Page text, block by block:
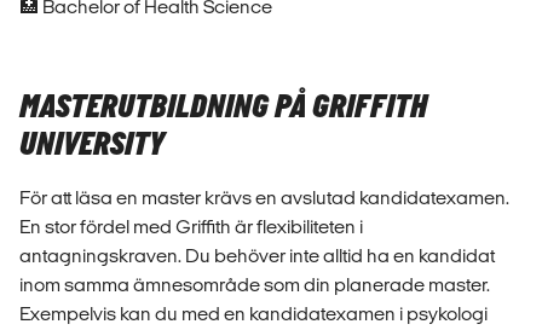
🏥 Bachelor of Health Science
MASTERUTBILDNING PÅ GRIFFITH
UNIVERSITY
För att läsa en master krävs en avslutad kandidatexamen.
En stor fördel med Griffith är flexibiliteten i
antagningskraven. Du behöver inte alltid ha en kandidat
inom samma ämnesområde som din planerade master.
Exempelvis kan du med en kandidatexamen i psykologi